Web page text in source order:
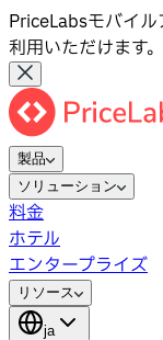
PriceLabsモバイ
利用いただけます。
製品
ソリューション
料金
ホテル
エンタープライズ
リソース
ja